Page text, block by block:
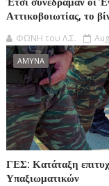
Αττικοβοιωτίας, το
ΦΩΝΗ του Λ.Σ.
ΑΜΥΝΑ
ΓΕΣ: Κατάταξη
Υπαξιωματικών